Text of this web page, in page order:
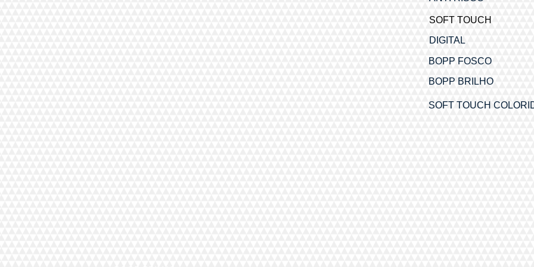
SOFT TOUCH
DIGITAL
SOFT TOUCH
BOPP BRILHO
BOPP FOSCO